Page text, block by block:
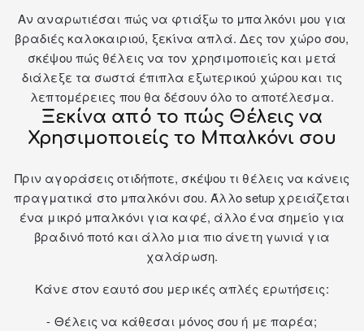
Αν αναρωτιέσαι πώς να φτιάξω το μπαλκόνι μου για
βραδιές καλοκαιριού, ξεκίνα απλά. Δες τον χώρο σου,
σκέψου πώς θέλεις να τον χρησιμοποιείς και μετά
διάλεξε τα σωστά έπιπλα εξωτερικού χώρου και τις
λεπτομέρειες που θα δέσουν όλο το αποτέλεσμα.
Ξεκίνα από το πώς Θέλεις να
Χρησιμοποιείς το Μπαλκόνι σου
Πριν αγοράσεις οτιδήποτε, σκέψου τι θέλεις να κάνεις
πραγματικά στο μπαλκόνι σου. Άλλο setup χρειάζεται
ένα μικρό μπαλκόνι για καφέ, άλλο ένα σημείο για
βραδινό ποτό και άλλο μια πιο άνετη γωνιά για
χαλάρωση.
Κάνε στον εαυτό σου μερικές απλές ερωτήσεις:
- Θέλεις να κάθεσαι μόνος σου ή με παρέα;